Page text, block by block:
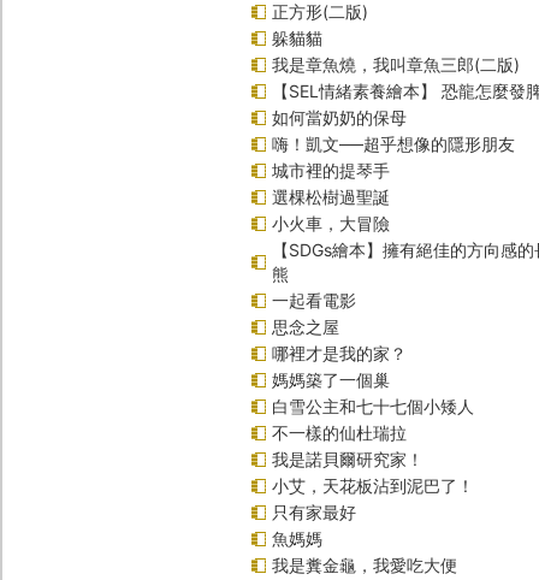
正方形(二版)
躲貓貓
我是章魚燒，我叫章魚三郎(二版)
【SEL情緒素養繪本】 恐龍怎麼發
如何當奶奶的保母
嗨！凱文──超乎想像的隱形朋友
城市裡的提琴手
選棵松樹過聖誕
小火車，大冒險
【SDGs繪本】擁有絕佳的方向感
熊
一起看電影
思念之屋
哪裡才是我的家？
媽媽築了一個巢
白雪公主和七十七個小矮人
不一樣的仙杜瑞拉
我是諾貝爾研究家！
小艾，天花板沾到泥巴了！
只有家最好
魚媽媽
我是糞金龜，我愛吃大便